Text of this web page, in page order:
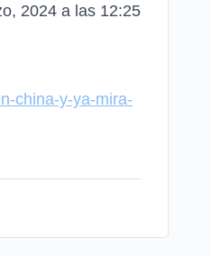
2024 a las 12:25
china-y-ya-mira-